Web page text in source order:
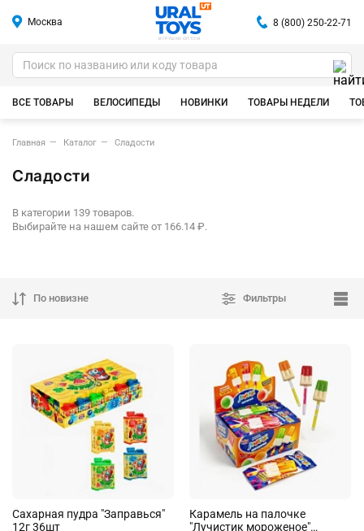
Москва
ИГРУШКИ ОПТОМ
8 (800) 250-22-71
ВСЕ ТОВАРЫ ВЕЛОСИПЕДЫ НОВИНКИ ТОВАРЫ НЕДЕЛИ
Главная Каталог Сладости
Сладости
В категории 139 товаров.
Выбирайте на нашем сайте от 166.14 ₽.
По новизне Фильтры
Cахарная пудра "Заправься"
12г 36шт
Карамель на палочке
"Лучистик мороженое"